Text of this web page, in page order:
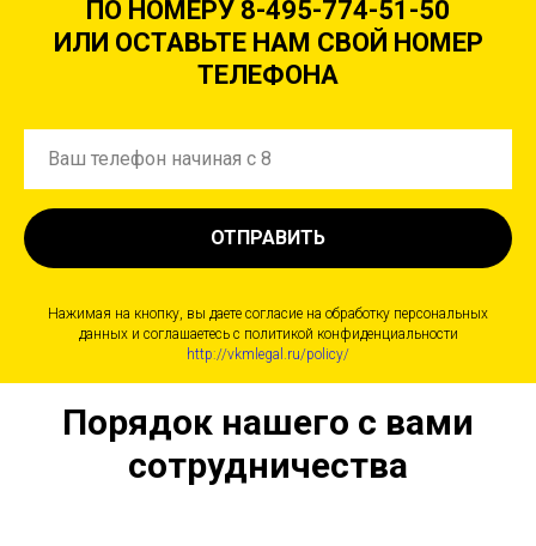
ПО НОМЕРУ 8-495-774-51-50
ИЛИ ОСТАВЬТЕ НАМ СВОЙ НОМЕР
ТЕЛЕФОНА
ОТПРАВИТЬ
Нажимая на кнопку, вы даете согласие на обработку персональных
данных и соглашаетесь c политикой конфиденциальности
http://vkmlegal.ru/policy/
Порядок нашего с вами
сотрудничества